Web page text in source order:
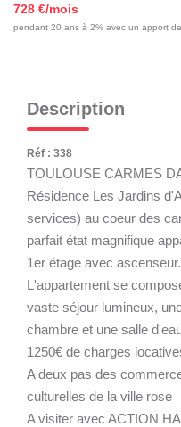
728 €/mois
pendant 20 ans à 2% avec un apport
Description
Réf : 338
TOULOUSE CARMES
Résidence Les Jardins
services) au coeur des
parfait état magnifique
1er étage avec ascenseur.
L'appartement se
vaste séjour lumineux,
chambre et une salle
1250€ de charges
A deux pas des
culturelles de la ville rose
A visiter avec ACTION